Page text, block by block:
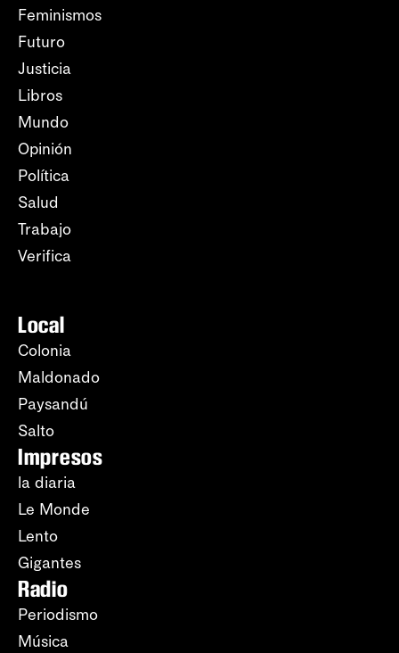
Feminismos
Futuro
Justicia
Libros
Mundo
Opinión
Política
Salud
Trabajo
Verifica
Local
Colonia
Maldonado
Paysandú
Salto
Impresos
la diaria
Le Monde
Lento
Gigantes
Radio
Periodismo
Música